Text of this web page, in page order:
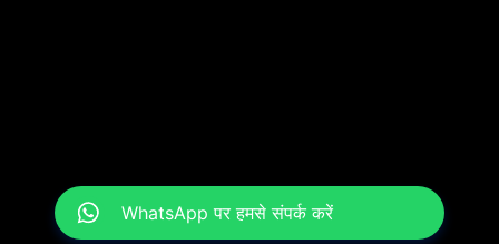
WhatsApp पर हमसे संपर्क करें